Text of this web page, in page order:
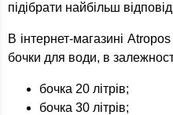
підібрати найбільш
В інтернет-магазині
бочки для води, в
бочка 20 літрів;
бочка 30 літрів;